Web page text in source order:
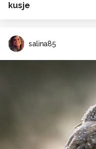
kusje
salina85